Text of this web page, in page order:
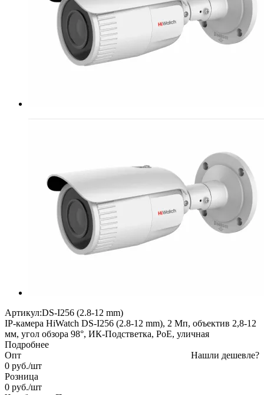
Артикул:DS-I256 (2.8-12 mm)
IP-камера HiWatch DS-I256 (2.8-12 mm), 2 Мп, объектив 2,8-12
мм, угол обзора 98°, ИК-Подстветка, PoE, уличная
Подробнее
Нашли дешевле?
Опт
0 руб./шт
Розница
0 руб./шт